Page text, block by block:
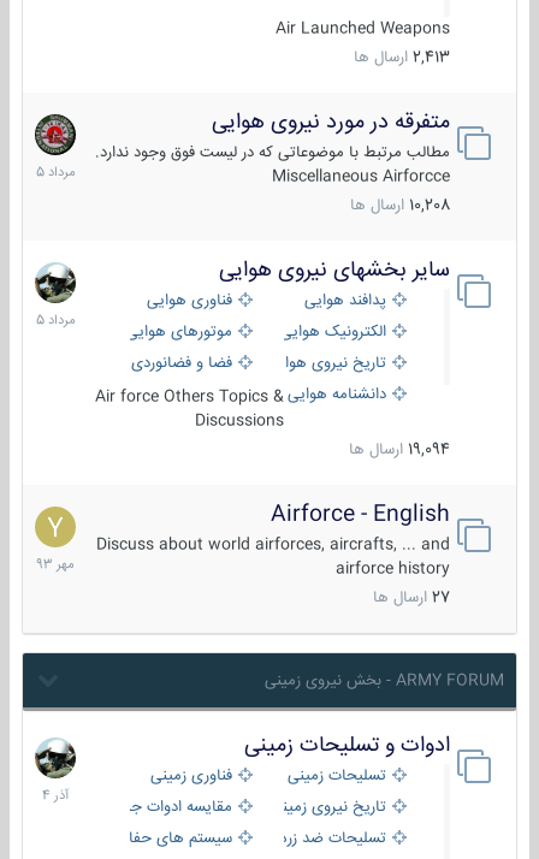
Air Launched Weapons
2,413 ارسال ها
متفرقه در مورد نیروی هوایی
مطالب مرتبط با موضوعاتی که در لیست فوق وجود ندارد.
Miscellaneous Airforcce
10,208 ارسال ها
7
مرداد
1405
سایر بخشهای نیروی هوایی
پدافند هوایی
فناوری هوایی
الکترونیک هوایی
موتورهای هوایی
تاریخ نیروی هوایی
فضا و فضانوردی
دانشنامه هواییAir force Others Topics &
Discussions
19,094 ارسال ها
2
مرداد
1405
Airforce - English
Discuss about world airforces, aircrafts, ... and
airforce history
27 ارسال ها
15
مهر
1393
ARMY FORUM - بخش نیروی زمینی
ادوات و تسلیحات زمینی
تسلیحات زمینی
فناوری زمینی
تاریخ نیروی زمینی
مقایسه ادوات جنگی
تسلیحات ضد زره
سیستم های حفاظت فعال
21
آذر
1404